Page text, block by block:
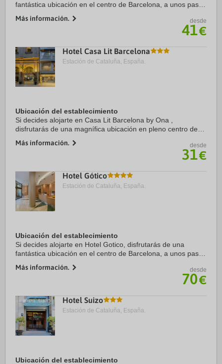
fantástica ubicación en el centro de Barcelona, a unos pasos
Además, este hotel se ...
Más información. desde
41€
Hotel Casa Lit Barcelona
Estación de Cataluña, España.
Ubicación del establecimiento
Si decides alojarte en Casa Lit Barcelona by Ona ,
disfrutarás de una magnífica ubicación en pleno centro de
de Barcelona. Además, este hotel se ...
Más información. desde
31€
Hotel Gótico
Estación de Cataluña, España.
Ubicación del establecimiento
Si decides alojarte en Hotel Gotico, disfrutarás de una
fantástica ubicación en el centro de Barcelona, a unos pasos
Además, este hotel se ...
Más información. desde
70€
Hotel Suizo
Estación de Cataluña, España.
Ubicación del establecimiento